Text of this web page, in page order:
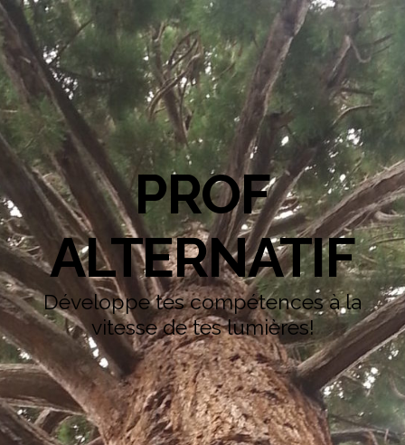
PROF
ALTERNATIF
Développe tes compétences à la
vitesse de tes lumières!